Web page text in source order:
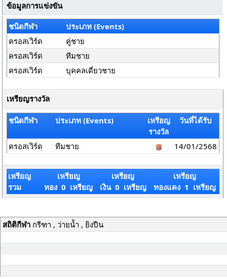
ข้อมูลการแข่งขัน
ชนิดกีฬา
ประเภท (Events)
ครอสเวิร์ด
คู่ชาย
ครอสเวิร์ด
ทีมชาย
ครอสเวิร์ด
บุคคลเดี่ยวชาย
เหรียญรางวัล
ชนิดกีฬา ประเภท (Events)
เหรียญ
รางวัล
วันที่ได้รับ
ครอสเวิร์ด ทีมชาย 14/01/2568
เหรียญ
รวม
เหรียญ
ทอง 0 เหรียญ
เหรียญ
เงิน 0 เหรียญ
เหรียญ
ทองแดง 1 เหรียญ
สถิติกีฬากรีฑา , ว่ายน้ำ , ยิงปืน